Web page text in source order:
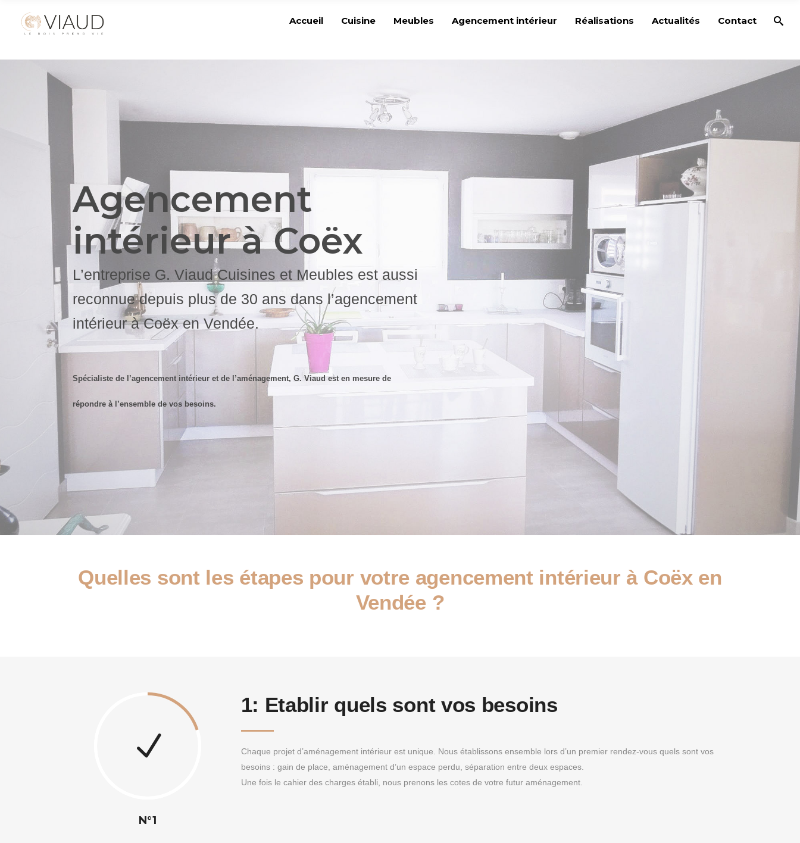
Accueil Cuisine Meubles Agencement intérieur Réalisations Actualités Contact
Agencement
intérieurà Coëx
L’entreprise G. Viaud Cuisines et Meubles est aussi
reconnue depuis plus de 30 ans dans l’agencement
intérieur à Coëx en Vendée.
Spécialiste de l’agencement intérieur et de l’aménagement, G. Viaud est en mesure de
répondre à l’ensemble de vos besoins.
Quelles sont les étapes pour votre agencement intérieur à Coëx en
Vendée ?
N°1
1: Etablir quels sont vos besoins
Chaque projet d’aménagement intérieur est unique. Nous établissons ensemble lors d’un premier rendez-vous quels sont vos
besoins : gain de place, aménagement d’un espace perdu, séparation entre deux espaces.
Une fois le cahier des charges établi, nous prenons les cotes de votre futur aménagement.